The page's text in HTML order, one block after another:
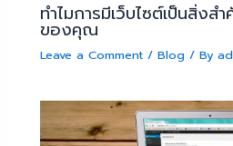
ทำไมการมีเว็บไซต์เป็นสิ่ง
ของคุณ
Leave a Comment /Blog / By